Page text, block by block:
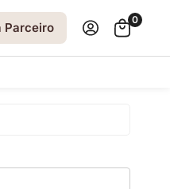
Parceiro
0